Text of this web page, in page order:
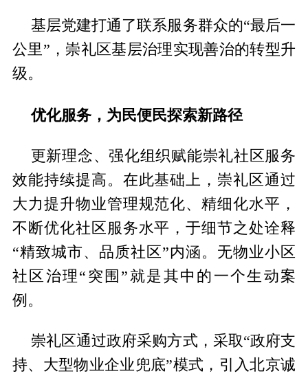
基层党建打通了联系服务群众的“最后一
公里”，崇礼区基层治理实现善治的转型升
级。
优化服务，为民便民探索新路径
更新理念、强化组织赋能崇礼社区服务
效能持续提高。在此基础上，崇礼区通过
大力提升物业管理规范化、精细化水平，
不断优化社区服务水平，于细节之处诠释
“精致城市、品质社区”内涵。无物业小区
社区治理“突围”就是其中的一个生动案
例。
崇礼区通过政府采购方式，采取“政府支
持、大型物业企业兜底”模式，引入北京诚